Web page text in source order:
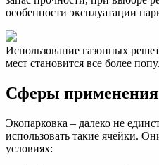
особенности эксплуатации
Использование газонных
мест становится все более
Сферы применения
Экопарковка – далеко не
использовать такие ячейки.
условиях: